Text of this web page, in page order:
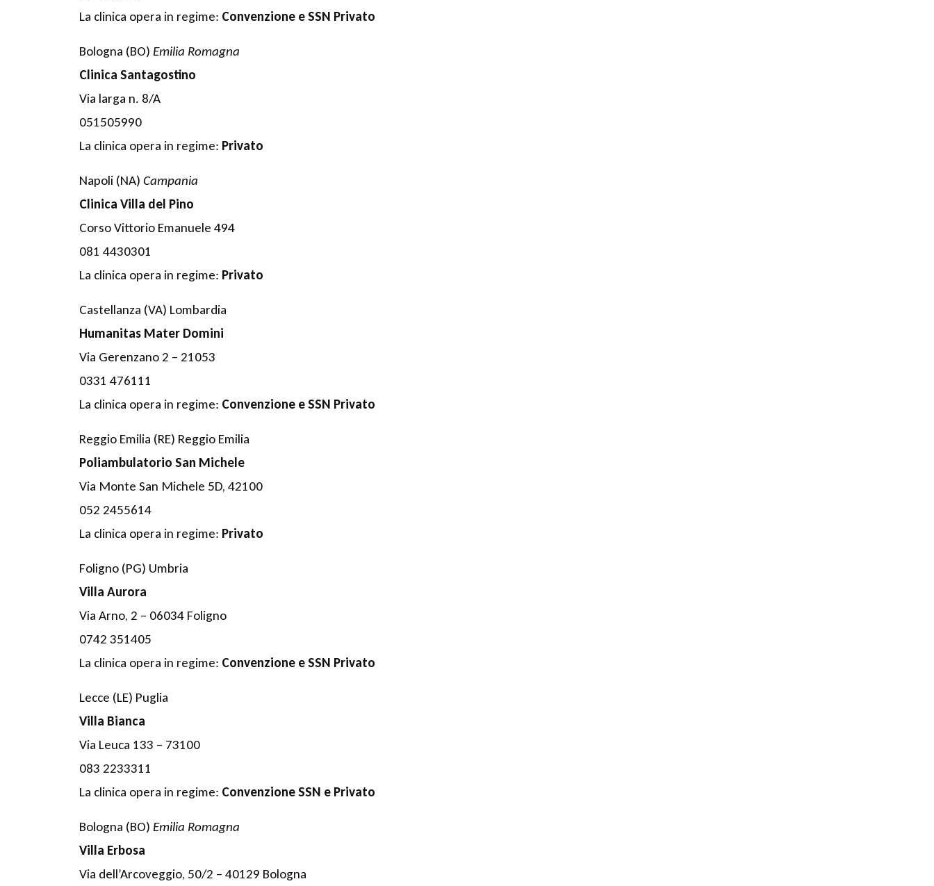
La clinica opera in regime: Convenzione e SSN Privato
Bologna (BO) Emilia Romagna
Clinica Santagostino
Via larga n. 8/A
051505990
La clinica opera in regime: Privato
Napoli (NA) Campania
Clinica Villa del Pino
Corso Vittorio Emanuele 494
081 4430301
La clinica opera in regime: Privato
Castellanza (VA) Lombardia
Humanitas Mater Domini
Via Gerenzano 2 – 21053
0331 476111
La clinica opera in regime: Convenzione e SSN Privato
Reggio Emilia (RE) Reggio Emilia
Poliambulatorio San Michele
Via Monte San Michele 5D, 42100
052 2455614
La clinica opera in regime: Privato
Foligno (PG) Umbria
Villa Aurora
Via Arno, 2 – 06034 Foligno
0742 351405
La clinica opera in regime: Convenzione e SSN Privato
Lecce (LE) Puglia
Villa Bianca
Via Leuca 133 – 73100
083 2233311
La clinica opera in regime: Convenzione SSN e Privato
Bologna (BO) Emilia Romagna
Villa Erbosa
Via dell’Arcoveggio, 50/2 – 40129 Bologna